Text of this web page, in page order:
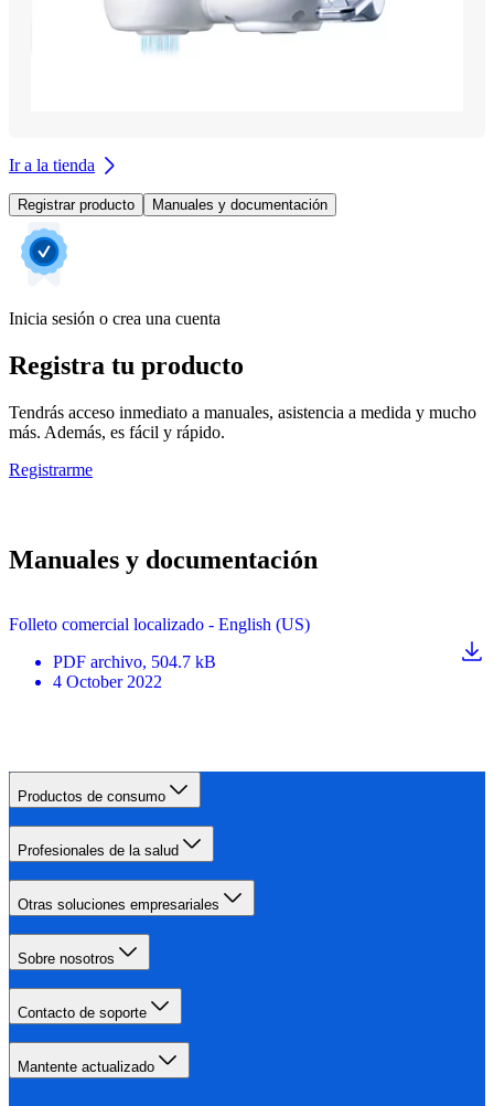
Ir a la tienda
Registrar producto Manuales y documentación
Inicia sesión o crea una cuenta
Registra tu producto
Tendrás acceso inmediato a manuales, asistencia a medida y mucho
más. Además, es fácil y rápido.
Registrarme
Manuales y documentación
Folleto comercial localizado - English (US)
PDF archivo, 504.7 kB
4 October 2022
Productos de consumo
Profesionales de la salud
Otras soluciones empresariales
Sobre nosotros
Contacto de soporte
Mantente actualizado